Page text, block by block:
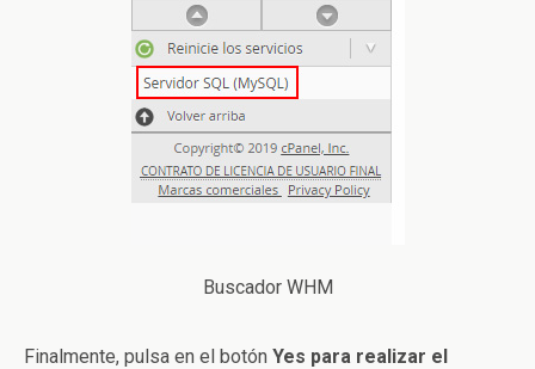
Buscador WHM
Finalmente, pulsa en el botón Yes para realizar el